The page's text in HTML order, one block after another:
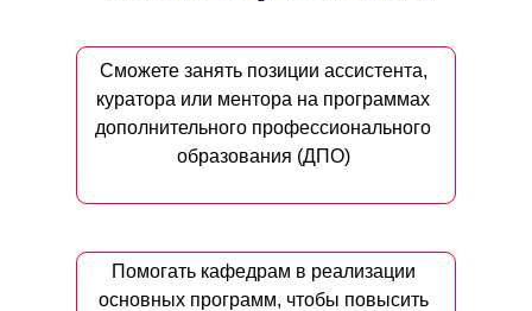
Помогать кафедрам в реализации
основных программ, чтобы повысить
Сможете занять позиции ассистента,
куратора или ментора на программах
дополнительного профессионального
образования (ДПО)